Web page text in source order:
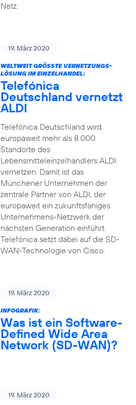
Netz.
19. März 2020
WELTWEIT GRÖSSTE VERNETZUNGS-L
ÖSUNG IM EINZELHANDEL:
Telefónica
Deutschland vernetzt
ALDI
Telefónica Deutschland wird
europaweit mehr als 8.000
Standorte des
Lebensmitteleinzelhändlers ALDI
vernetzen. Damit ist das
Münchener Unternehmen der
zentrale Partner von ALDI, der
europaweit ein zukunftsfähiges
Unternehmens-Netzwerk der
nächsten Generation einführt.
Telefónica setzt dabei auf die SD-
WAN-Technologie von Cisco.
19. März 2020
INFOGRAFIK:
Was ist ein Software-
Defined Wide Area
Network (SD-WAN)?
19. März 2020